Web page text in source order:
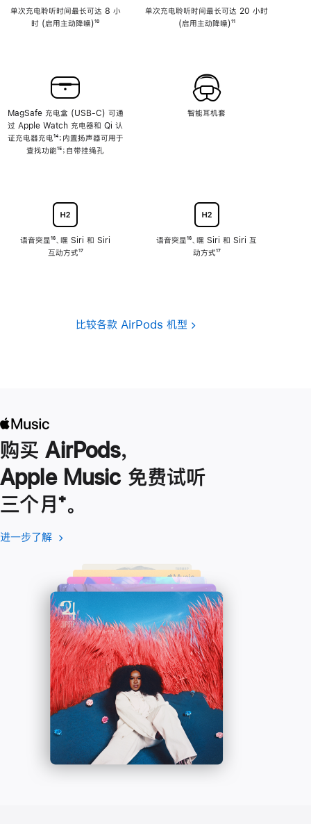
单次充电聆听时间最长可达 8 小
时 (启用主动降噪)脚
¹⁰
MagSafe 充电盒 (USB-C) 可通
过 Apple Watch 充电器和 Qi 认
证充电器充电脚
注
¹⁴；内置扬声器可用于
查找功能脚
¹⁵；自带挂绳孔
语音突显脚
注
¹⁶、嘿 Siri 和 Siri
互动方式脚
¹⁷
单次充电聆听时间最长可达 20 小时
(启用主动降噪)脚
¹¹
智能耳机套
语音突显脚
注
¹⁶、嘿 Siri 和 Siri 互
动方式脚
¹⁷
比较各款 AirPods 机型
购买 AirPods，
Apple Music 免费试听
三个月脚
注
⁺。
进一步了解 进
了
解
-
Apple
Music
(在
口
中
打
开)